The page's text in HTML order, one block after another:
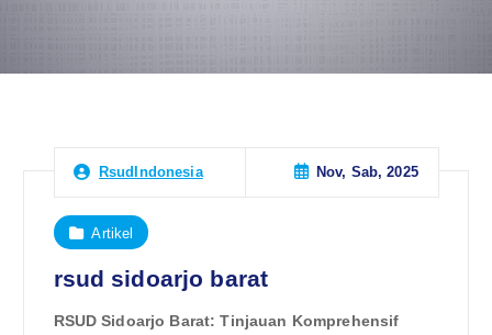
RsudIndonesia Nov, Sab, 2025
Artikel
rsud sidoarjo barat
RSUD Sidoarjo Barat: Tinjauan Komprehensif